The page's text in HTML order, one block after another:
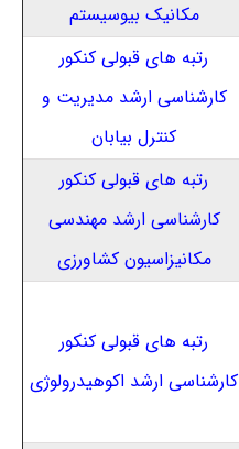
مکانیک بیوسیستم
رتبه های قبولی کنکور
کارشناسی ارشد مدیریت و
کنترل بیابان
رتبه های قبولی کنکور
کارشناسی ارشد مهندسی
مکانیزاسیون کشاورزی
رتبه های قبولی کنکور
کارشناسی ارشد اکوهیدرولوژی